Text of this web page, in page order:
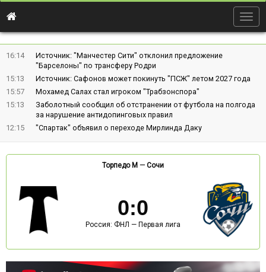
16:14
Источник: "Манчестер Сити" отклонил предложение
"Барселоны" по трансферу Родри
15:13
Источник: Сафонов может покинуть "ПСЖ" летом 2027 года
15:57
Мохамед Салах стал игроком "Трабзонспора"
15:13
Заболотный сообщил об отстранении от футбола на полгода
за нарушение антидопинговых правил
12:15
"Спартак" объявил о переходе Мирлинда Даку
Торпедо М — Сочи
0:0
Россия: ФНЛ — Первая лига